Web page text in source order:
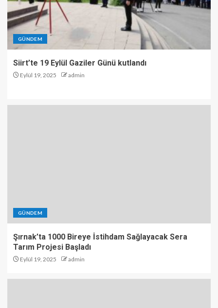
GÜNDEM
Siirt’te 19 Eylül Gaziler Günü kutlandı
Eylül 19, 2025 admin
GÜNDEM
Şırnak’ta 1000 Bireye İstihdam Sağlayacak Sera
Tarım Projesi Başladı
Eylül 19, 2025 admin